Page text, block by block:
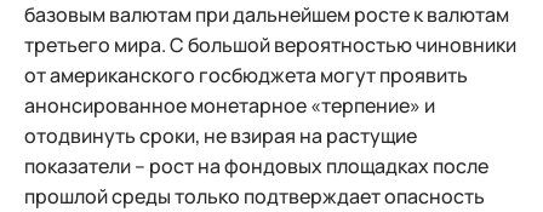
базовым валютам при дальнейшем росте к валютам
третьего мира. С большой вероятностью чиновники
от американского госбюджета могут проявить
анонсированное монетарное «терпение» и
отодвинуть сроки, не взирая на растущие
показатели – рост на фондовых площадках после
прошлой среды только подтверждает опасность